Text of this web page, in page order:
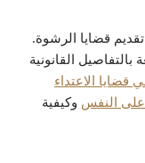
قضايا الرشوة.
القانونية
قضايا الاعتداء
على النفس وكيفية